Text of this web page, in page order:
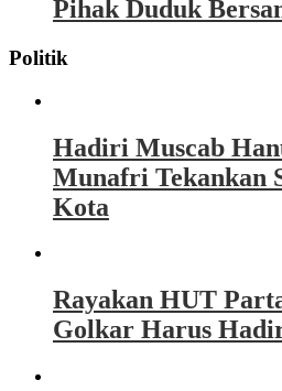
Pihak Duduk
Politik
Hadiri Muscab
Munafri Tekankan
Kota
Rayakan HUT
Golkar Harus